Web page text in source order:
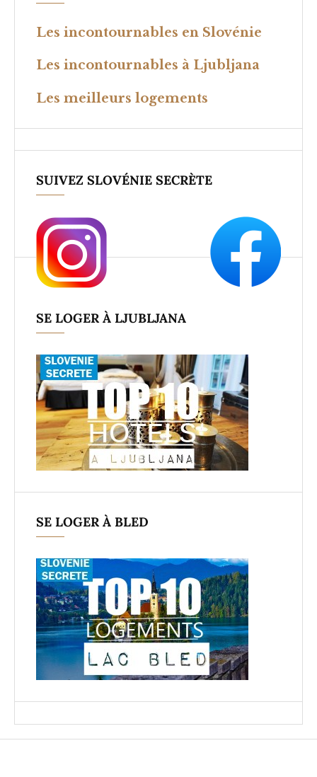
Les incontournables en Slovénie
Les incontournables à Ljubljana
Les meilleurs logements
SUIVEZ SLOVÉNIE SECRÈTE
SE LOGER À LJUBLJANA
SE LOGER À BLED